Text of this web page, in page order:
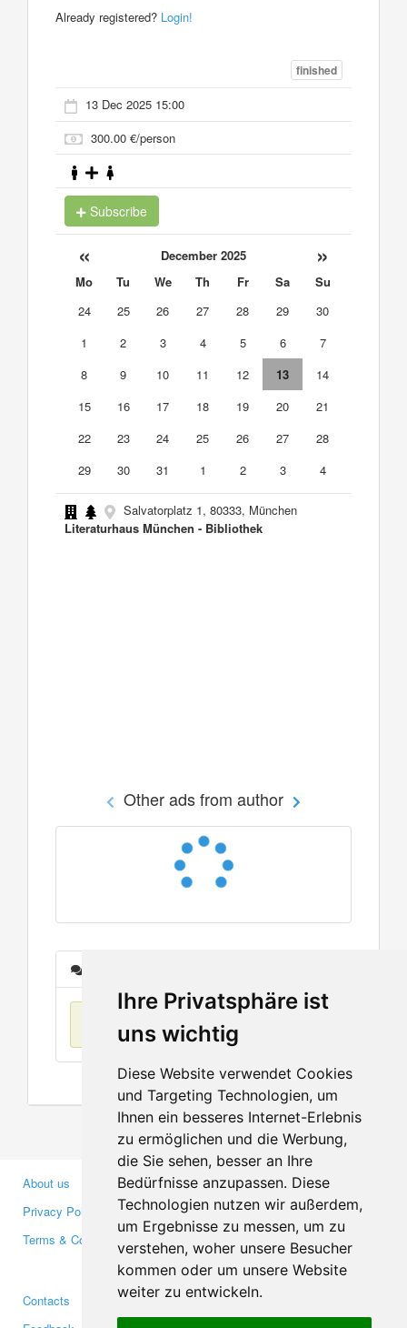
Ihre Privatsphäre ist
uns wichtig
Diese Website verwendet Cookies
und Targeting Technologien, um
Ihnen ein besseres Internet-Erlebnis
zu ermöglichen und die Werbung,
die Sie sehen, besser an Ihre
Bedürfnisse anzupassen. Diese
Technologien nutzen wir außerdem,
um Ergebnisse zu messen, um zu
verstehen, woher unsere Besucher
kommen oder um unsere Website
weiter zu entwickeln.
Already registered? Login!
finished
13 Dec 2025 15:00
300.00 €/person
Subscribe
« December 2025 »
Mo Tu We Th Fr Sa
Su
24
25 26 27 28 29
30
1
2 3 4 5 6
7
8
9 10 11 12 13
14
15
16 17 18 19 20
21
22
23 24 25 26 27
28
29
30 31 1 2 3 4
Salvatorplatz 1, 80333, München
Literaturhaus München - Bibliothek
Other ads from author
No items found
About us
Privacy Policy
Terms & Conditions
Business Partners
Investors
Media
Contacts
Facebook